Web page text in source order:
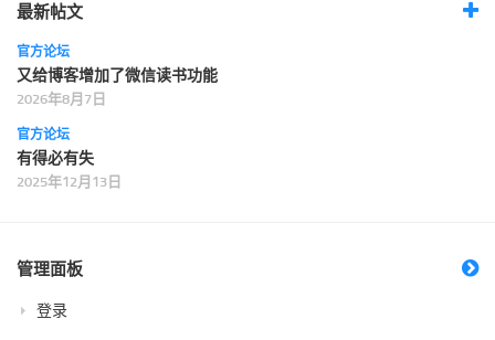
最新帖文
官方论坛
又给博客增加了微信读书功能
2026年8月7日
官方论坛
有得必有失
2025年12月13日
管理面板
登录